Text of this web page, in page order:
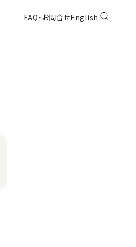
FAQ・お問合せEnglish